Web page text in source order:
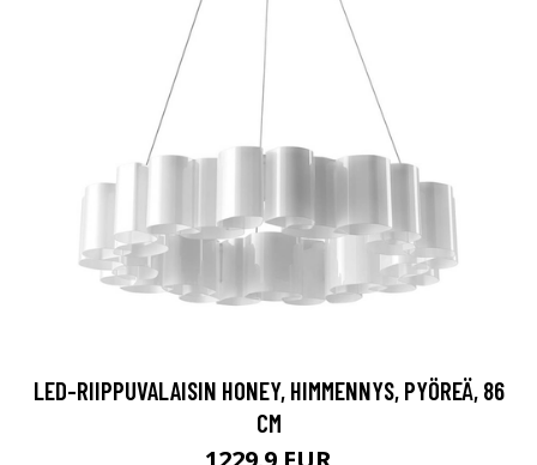
LED-RIIPPUVALAISIN HONEY, HIMMENNYS, PYÖREÄ, 86
CM